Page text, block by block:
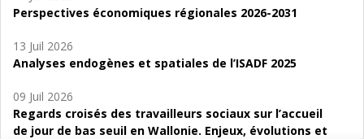
Perspectives économiques régionales 2026-2031
13 Juil 2026
Analyses endogènes et spatiales de l’ISADF 2025
09 Juil 2026
Regards croisés des travailleurs sociaux sur l’accueil
de jour de bas seuil en Wallonie. Enjeux, évolutions et